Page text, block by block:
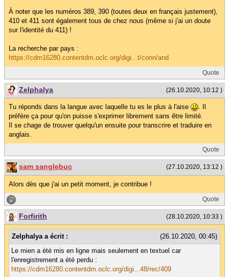
À noter que les numéros 389, 390 (toutes deux en français justement),
410 et 411 sont également tous de chez nous (même si j'ai un doute
sur l'identité du 411) !
La recherche par pays :
https://cdm16280.contentdm.oclc.org/digi...t/conn/and
Quote
(26.10.2020, 10:12 )
Zelphalya
Tu réponds dans la langue avec laquelle tu es le plus à l'aise
. Il
préfère ça pour qu'on puisse s'exprimer librement sans être limité.
Il se chage de trouver quelqu'un ensuite pour transcrire et traduire en
anglais.
Quote
(27.10.2020, 13:12 )
sam sanglebuc
Alors dès que j'ai un petit moment, je contribue !
Quote
(28.10.2020, 10:33 )
Forfirith
(26.10.2020, 00:45)
Zelphalya a écrit :
Le mien a été mis en ligne mais seulement en textuel car
l'enregistrement a été perdu :
https://cdm16280.contentdm.oclc.org/digi...48/rec/409